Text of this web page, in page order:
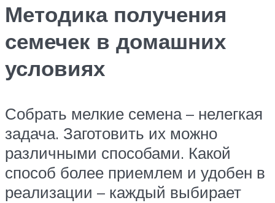
Методика получения
семечек в домашних
условиях
Собрать мелкие семена – нелегкая
задача. Заготовить их можно
различными способами. Какой
способ более приемлем и удобен в
реализации – каждый выбирает